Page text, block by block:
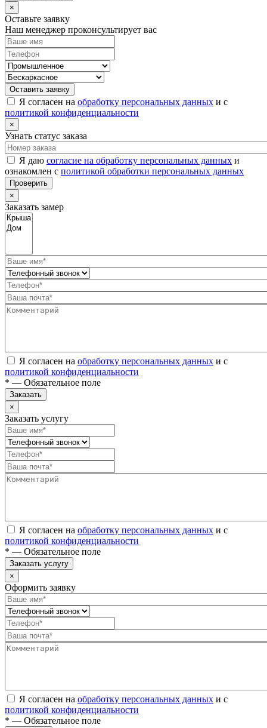
×
Оставьте заявку
Наш менеджер проконсультирует вас
Оставить заявку
Я согласен на обработку персональных данных и с
политикой конфиденциальности
×
Узнать статус заказа
Я даю согласие на обработку персональных данных и
ознакомлен с политикой обработки персональных данных
Проверить
×
Заказать замер
Я согласен на обработку персональных данных и с
политикой конфиденциальности
* — Обязательное поле
Заказать
×
Заказать услугу
Я согласен на обработку персональных данных и с
политикой конфиденциальности
* — Обязательное поле
Заказать услугу
×
Оформить заявку
Я согласен на обработку персональных данных и с
политикой конфиденциальности
* — Обязательное поле